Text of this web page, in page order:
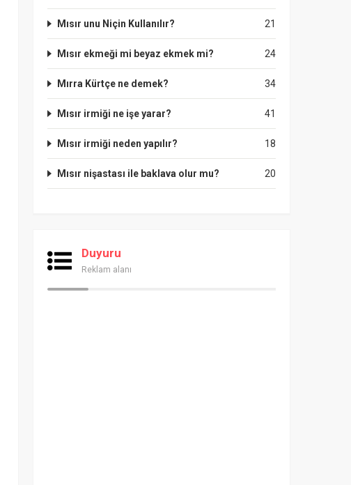
21
Mısır unu Niçin Kullanılır?
24
Mısır ekmeği mi beyaz ekmek mi?
34
Mırra Kürtçe ne demek?
41
Mısır irmiği ne işe yarar?
18
Mısır irmiği neden yapılır?
20
Mısır nişastası ile baklava olur mu?
Duyuru
Reklam alanı